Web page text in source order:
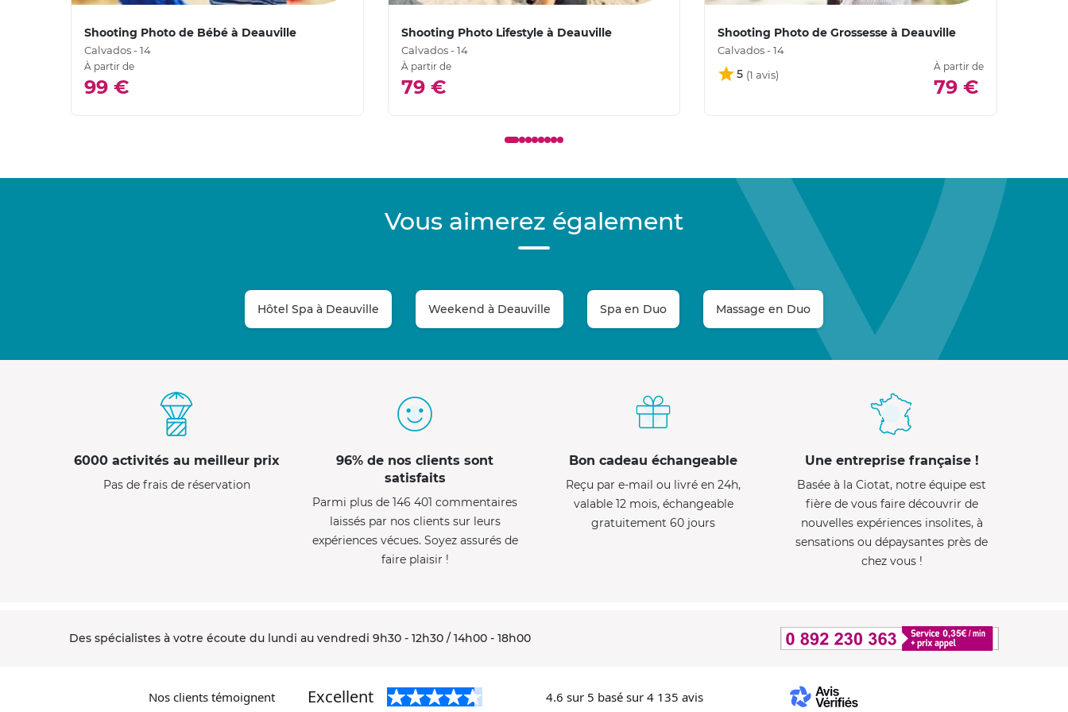
Shooting Photo de Bébé à Deauville
Calvados - 14
À partir de
99 €
Shooting Photo Lifestyle à Deauville
Calvados - 14
À partir de
79 €
Shooting Photo de Grossesse à Deauville
Calvados - 14
5
À partir de
79 €
Vous aimerez également
Hôtel Spa à Deauville Weekend à Deauville Spa en Duo Massage en Duo
6000 activités au meilleur prix
Pas de frais de réservation
96% de nos clients sont
satisfaits
Parmi plus de 146 401 commentaires
laissés par nos clients sur leurs
expériences vécues. Soyez assurés de
faire plaisir !
Bon cadeau échangeable
Reçu par e-mail ou livré en 24h,
valable 12 mois, échangeable
gratuitement 60 jours
Une entreprise française !
Basée à la Ciotat, notre équipe est
fière de vous faire découvrir de
nouvelles expériences insolites, à
sensations ou dépaysantes près de
chez vous !
Des spécialistes à votre écoute du lundi au vendredi 9h30 - 12h30 / 14h00 - 18h00
Nos clients témoignent Excellent 4.6 sur 5 basé sur 4 135 avis